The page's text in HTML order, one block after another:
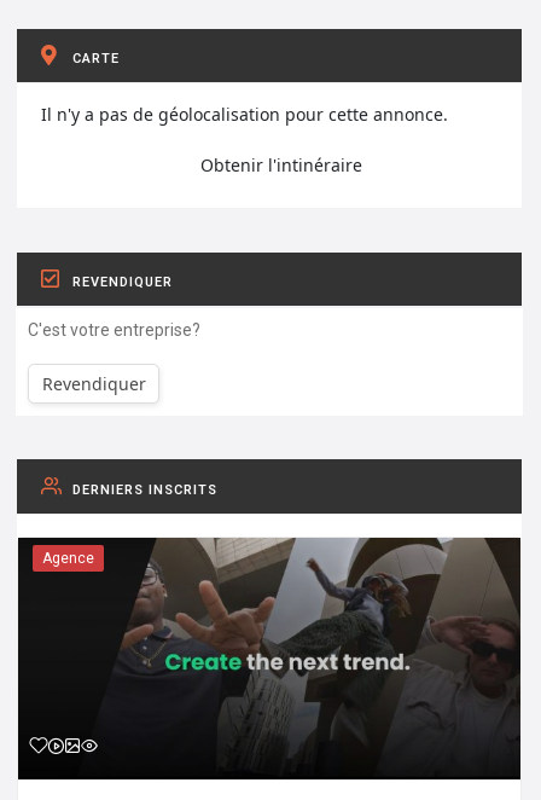
CARTE
Il n'y a pas de géolocalisation pour cette annonce.
Obtenir l'intinéraire
REVENDIQUER
C'est votre entreprise?
Revendiquer
DERNIERS INSCRITS
Agence